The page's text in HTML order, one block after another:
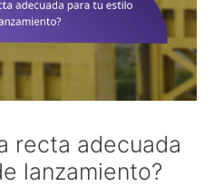
recta adecuada
lanzamiento?